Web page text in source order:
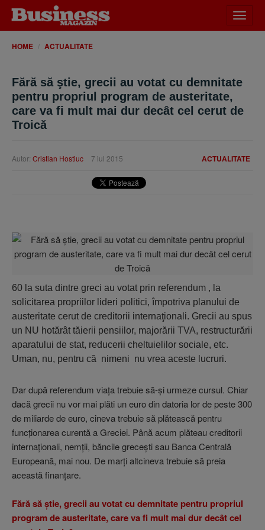
meniu
HOME ACTUALITATE
Fără să ştie, grecii au votat cu demnitate
pentru propriul program de austeritate,
care va fi mult mai dur decât cel cerut de
Troică
ACTUALITATE
Autor: Cristian Hostiuc 7 iul 2015
60 la suta dintre greci au votat prin referendum , la
solicitarea propriilor lideri politici, împotriva planului de
austeritate cerut de creditorii internaţionali. Grecii au spus
un NU hotărât tăierii pensiilor, majorării TVA, restructurării
aparatului de stat, reducerii cheltuielilor sociale, etc.
Uman, nu, pentru că nimeni nu vrea aceste lucruri.
Dar după referendum viaţa trebuie să-şi urmeze cursul. Chiar
dacă grecii nu vor mai plăti un euro din datoria lor de peste 300
de miliarde de euro, cineva trebuie să plătească pentru
funcţionarea curentă a Greciei. Până acum plăteau creditorii
internaţionali, nemţii, băncile greceşti sau Banca Centrală
Europeană, mai nou. De marţi altcineva trebuie să preia
această finanţare.
Fără să ştie, grecii au votat cu demnitate pentru propriul
program de austeritate, care va fi mult mai dur decât cel